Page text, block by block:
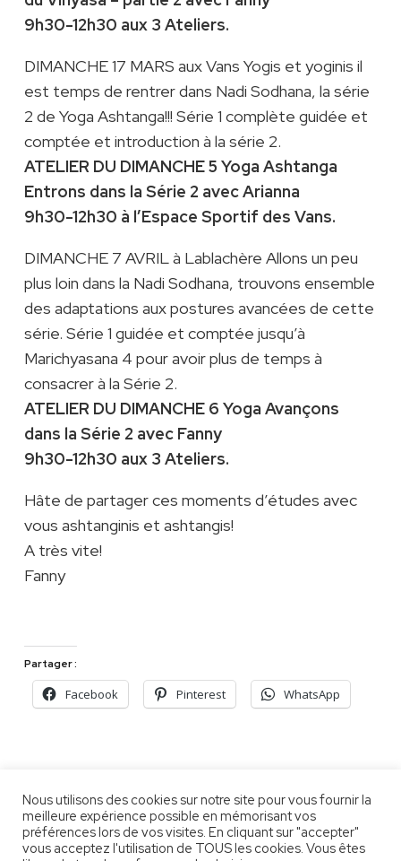
9h30-12h30 aux 3 Ateliers.
DIMANCHE 17 MARS aux Vans Yogis et yoginis il
est temps de rentrer dans Nadi Sodhana, la série
2 de Yoga Ashtanga!!! Série 1 complète guidée et
comptée et introduction à la série 2.
ATELIER DU DIMANCHE 5 Yoga Ashtanga
Entrons dans la Série 2 avec Arianna
9h30-12h30 à l’Espace Sportif des Vans.
DIMANCHE 7 AVRIL à Lablachère Allons un peu
plus loin dans la Nadi Sodhana, trouvons ensemble
des adaptations aux postures avancées de cette
série. Série 1 guidée et comptée jusqu’à
Marichyasana 4 pour avoir plus de temps à
consacrer à la Série 2.
ATELIER DU DIMANCHE 6 Yoga Avançons
dans la Série 2 avec Fanny
9h30-12h30 aux 3 Ateliers.
Hâte de partager ces moments d’études avec
vous ashtanginis et ashtangis!
A très vite!
Fanny
Partager :
Facebook Pinterest WhatsApp
légales
Site réalisé parLagrue Communication
Nous utilisons des cookies sur notre site pour vous fournir la
meilleure expérience possible en mémorisant vos
préférences lors de vos visites. En cliquant sur "accepter"
vous acceptez l'utilisation de TOUS les cookies. Vous êtes